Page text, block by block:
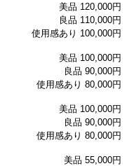
美品 120,000円
良品 110,000円
使用感あり 100,000円
美品 100,000円
良品 90,000円
使用感あり 80,000円
美品 100,000円
良品 90,000円
使用感あり 80,000円
美品 55,000円